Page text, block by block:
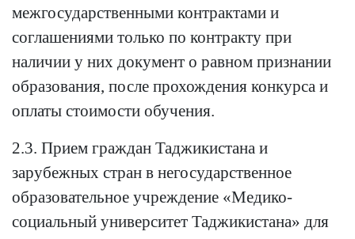
межгосударственными контрактами и
соглашениями только по контракту при
наличии у них документ о равном признании
образования, после прохождения конкурса и
оплаты стоимости обучения.
2.3. Прием граждан Таджикистана и
зарубежных стран в негосударственное
образовательное учреждение «Медико-
социальный университет Таджикистана» для